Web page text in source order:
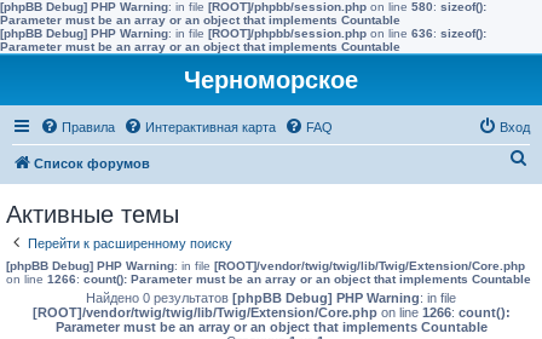
[phpBB Debug] PHP Warning: in file [ROOT]/phpbb/session.php on line 580: sizeof():
Parameter must be an array or an object that implements Countable
[phpBB Debug] PHP Warning: in file [ROOT]/phpbb/session.php on line 636: sizeof():
Parameter must be an array or an object that implements Countable
Черноморское
Правила Интерактивная карта FAQ Вход
Список форумов
к
Активные темы
Перейти к расширенному поиску
[phpBB Debug] PHP Warning: in file [ROOT]/vendor/twig/twig/lib/Twig/Extension/Core.php
on line 1266: count(): Parameter must be an array or an object that implements Countable
Найдено 0 результатов [phpBB Debug] PHP Warning: in file
[ROOT]/vendor/twig/twig/lib/Twig/Extension/Core.phpon line 1266: count():
Parameter must be an array or an object that implements Countable